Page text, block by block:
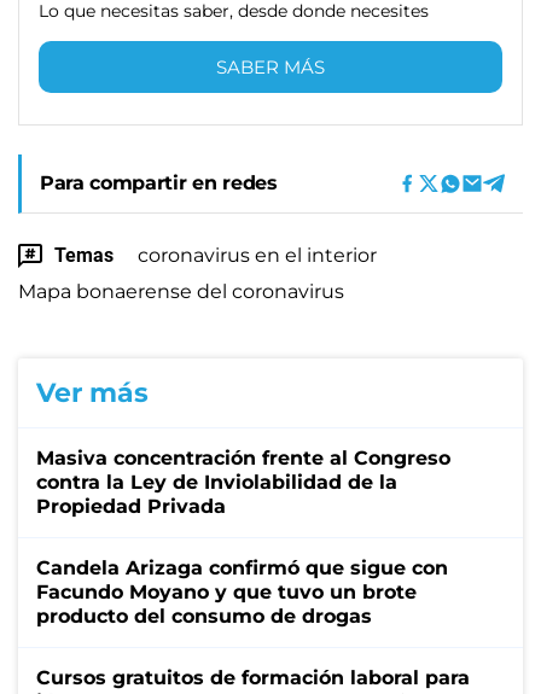
Lo que necesitas saber, desde donde necesites
SABER MÁS
Para compartir en redes
Temas
coronavirus en el interior
Mapa bonaerense del coronavirus
Ver más
Masiva concentración frente al Congreso
contra la Ley de Inviolabilidad de la
Propiedad Privada
Candela Arizaga confirmó que sigue con
Facundo Moyano y que tuvo un brote
producto del consumo de drogas
Cursos gratuitos de formación laboral para